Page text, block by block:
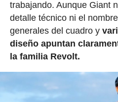
trabajando. Aunque Giant
detalle técnico ni el
generales del cuadro y
diseño apuntan
la familia Revolt.